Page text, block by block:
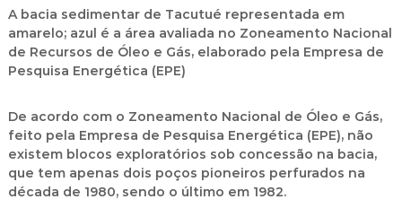
A bacia sedimentar de Tacutué representada em
amarelo; azul é a área avaliada no Zoneamento Nacional
de Recursos de Óleo e Gás, elaborado pela Empresa de
Pesquisa Energética (EPE)
De acordo com o Zoneamento Nacional de Óleo e Gás,
feito pela Empresa de Pesquisa Energética (EPE), não
existem blocos exploratórios sob concessão na bacia,
que tem apenas dois poços pioneiros perfurados na
década de 1980, sendo o último em 1982.